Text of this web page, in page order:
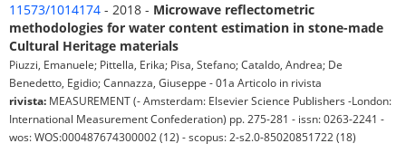
11573/1014174 - 2018 - Microwave reflectometric
methodologies for water content estimation in stone-made
Cultural Heritage materials
Piuzzi, Emanuele; Pittella, Erika; Pisa, Stefano; Cataldo, Andrea; De
Benedetto, Egidio; Cannazza, Giuseppe - 01a Articolo in rivista
rivista: MEASUREMENT (- Amsterdam: Elsevier Science Publishers -London:
International Measurement Confederation) pp. 275-281 - issn: 0263-2241 -
wos: WOS:000487674300002 (12) - scopus: 2-s2.0-85020851722 (18)